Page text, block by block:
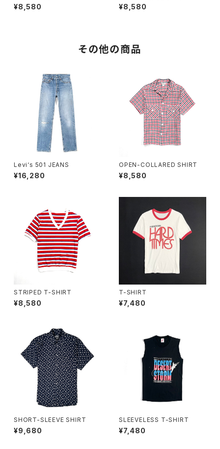
¥8,580 ¥8,580
その他の商品
Levi‘s 501 JEANS
¥16,280
OPEN-COLLARED SHIRT
¥8,580
STRIPED T-SHIRT
¥8,580
T-SHIRT
¥7,480
SHORT-SLEEVE SHIRT
¥9,680
SLEEVELESS T-SHIRT
¥7,480